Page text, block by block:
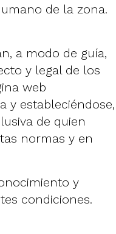
de la zona.
a modo de guía,
y legal de los
web
y estableciéndose,
de quien
normas y en
y
condiciones.